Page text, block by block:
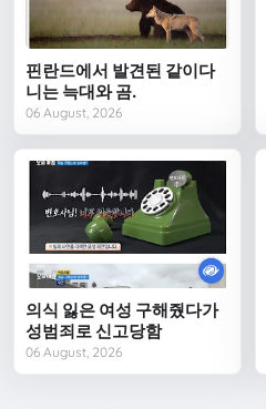
핀란드에서 발견된 같이다
니는 늑대와 곰.
06 August, 2026
의식 잃은 여성 구해줬다가
성범죄로 신고당함
06 August, 2026